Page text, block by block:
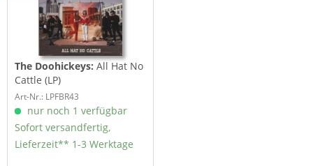
The Doohickeys: All Hat No
Cattle (LP)
Art-Nr.: LPFBR43
nur noch 1 verfügbar
Sofort versandfertig,
Lieferzeit** 1-3 Werktage